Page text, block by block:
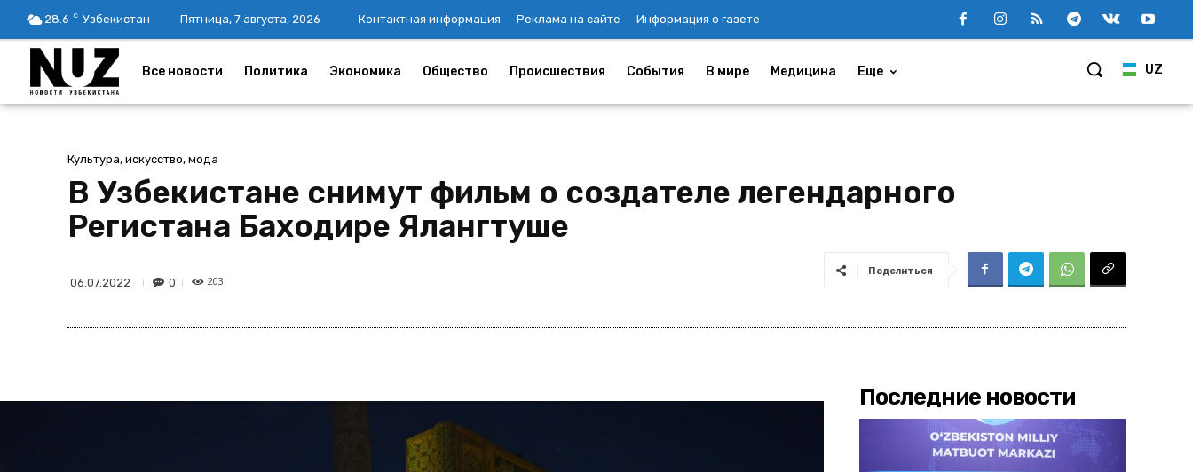
28.6 C Узбекистан Пятница, 7 августа, 2026 Контактная информация Реклама на сайте Информация о газете
UZ
Все новости Политика Экономика Общество Происшествия События В мире Медицина Еще
Культура, искусство, мода
В Узбекистане снимут фильм о создателе легендарного
Регистана Баходире Ялангтуше
06.07.2022 0 203
Поделиться
Последние новости